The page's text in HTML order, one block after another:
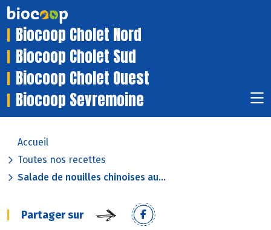
Biocoop Cholet Nord
Biocoop Cholet Sud
Biocoop Cholet Ouest
Biocoop Sevremoine
Accueil
Toutes nos recettes
Salade de nouilles chinoises au...
Partager sur